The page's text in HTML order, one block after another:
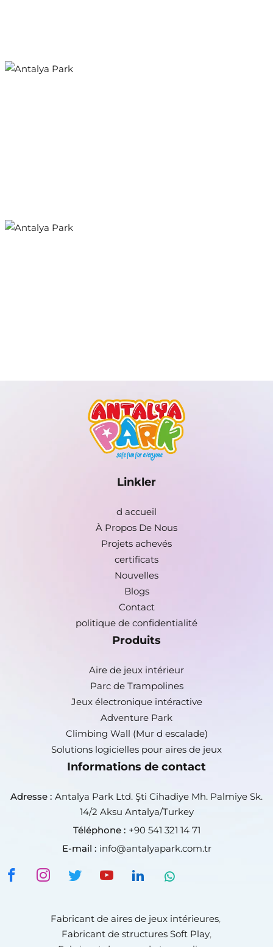
Linkler
d accueil
À Propos De Nous
Projets achevés
certificats
Nouvelles
Blogs
Contact
politique de confidentialité
Produits
Aire de jeux intérieur
Parc de Trampolines
Jeux électronique intéractive
Adventure Park
Climbing Wall (Mur d escalade)
Solutions logicielles pour aires de jeux
Informations de contact
Adresse : Antalya Park Ltd. Şti Cihadiye Mh. Palmiye Sk.
14/2 Aksu Antalya/Turkey
Téléphone : +90 541 321 14 71
E-mail : info@antalyapark.com.tr
Fabricant de aires de jeux intérieures,
Fabricant de structures Soft Play,